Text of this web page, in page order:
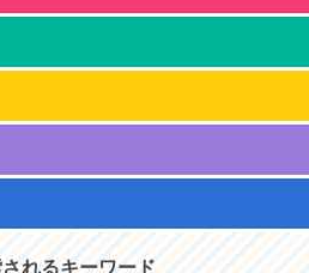
れるキーワード